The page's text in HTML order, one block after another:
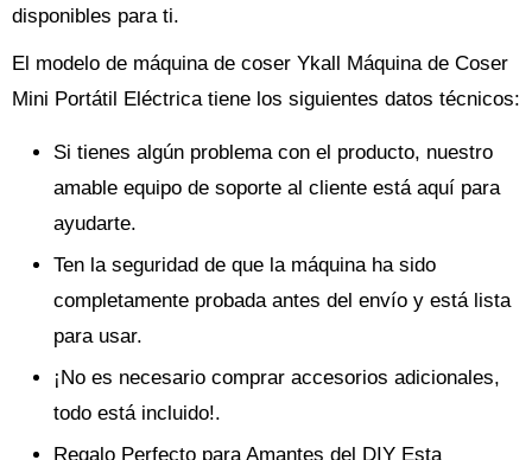
disponibles para ti.
El modelo de máquina de coser Ykall Máquina de Coser
Mini Portátil Eléctrica tiene los siguientes datos técnicos:
Si tienes algún problema con el producto, nuestro
amable equipo de soporte al cliente está aquí para
ayudarte.
Ten la seguridad de que la máquina ha sido
completamente probada antes del envío y está lista
para usar.
¡No es necesario comprar accesorios adicionales,
todo está incluido!.
Regalo Perfecto para Amantes del DIY Esta